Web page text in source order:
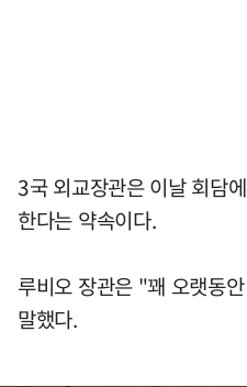
3국 외교장관은 이날 회담
한다는 약속이다.
루비오 장관은 "꽤 오랫동
말했다.